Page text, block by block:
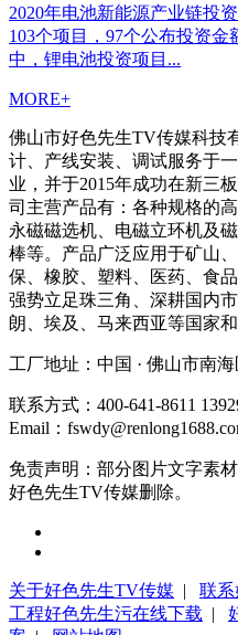
2020年电池新能源产业链投
103个项目，97个公布投资金
中，锂电池投资项目...
MORE+
佛山市好色先生TV传媒科技
计、产线安装、调试服务于
业，并于2015年成功在新三
司主营产品有：各种规格的
永磁磁选机、电磁立环机及
棒等。产品广泛应用于矿山
保、橡胶、塑料、医药、食
强势立足珠三角、深耕国内
朗、埃及、马来西亚等国家和
工厂地址：中国 · 佛山市南
联系方式：400-641-8611
Email：
免责声明：部分图片文字素
好色先生TV传媒删除。
关于好色先生TV传媒 | 联
工程好色先生污在线下载 |